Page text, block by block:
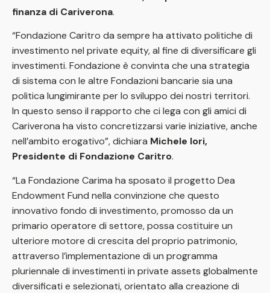
finanza di Cariverona.
“Fondazione Caritro da sempre ha attivato politiche di
investimento nel private equity, al fine di diversificare gli
investimenti. Fondazione è convinta che una strategia
di sistema con le altre Fondazioni bancarie sia una
politica lungimirante per lo sviluppo dei nostri territori.
In questo senso il rapporto che ci lega con gli amici di
Cariverona ha visto concretizzarsi varie iniziative, anche
nell’ambito erogativo”, dichiara Michele Iori,
Presidente di Fondazione Caritro.
“La Fondazione Carima ha sposato il progetto Dea
Endowment Fund nella convinzione che questo
innovativo fondo di investimento, promosso da un
primario operatore di settore, possa costituire un
ulteriore motore di crescita del proprio patrimonio,
attraverso l’implementazione di un programma
pluriennale di investimenti in private assets globalmente
diversificati e selezionati, orientato alla creazione di